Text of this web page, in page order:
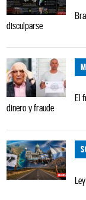
disculparse
El
dinero y fraude